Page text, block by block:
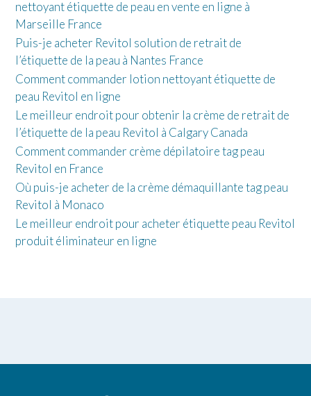
nettoyant étiquette de peau en vente en ligne à
Marseille France
Puis-je acheter Revitol solution de retrait de
l’étiquette de la peau à Nantes France
Comment commander lotion nettoyant étiquette de
peau Revitol en ligne
Le meilleur endroit pour obtenir la crème de retrait de
l’étiquette de la peau Revitol à Calgary Canada
Comment commander crème dépilatoire tag peau
Revitol en France
Où puis-je acheter de la crème démaquillante tag peau
Revitol à Monaco
Le meilleur endroit pour acheter étiquette peau Revitol
produit éliminateur en ligne